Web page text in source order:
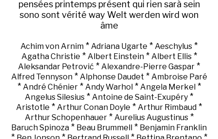
pensées printemps présent qui rien sarà sein
sono sont vérité way Welt werden wird won
âme
Achim von Arnim * Adriana Ugarte * Aeschylus *
Agatha Christie * Albert Einstein* Albert Ellis*
Aleksandar Petrović * Alexandre-Pierre Gaspar *
Alfred Tennyson* Alphonse Daudet * Ambroise Paré
* André Chénier* Andy Warhol * Angela Merkel *
Angelus Silesius * Antoine de Saint-Exupéry *
Aristotle * Arthur Conan Doyle * Arthur Rimbaud *
Arthur Schopenhauer* Aurelius Augustinus*
Baruch Spinoza * Beau Brummell * Benjamin Franklin